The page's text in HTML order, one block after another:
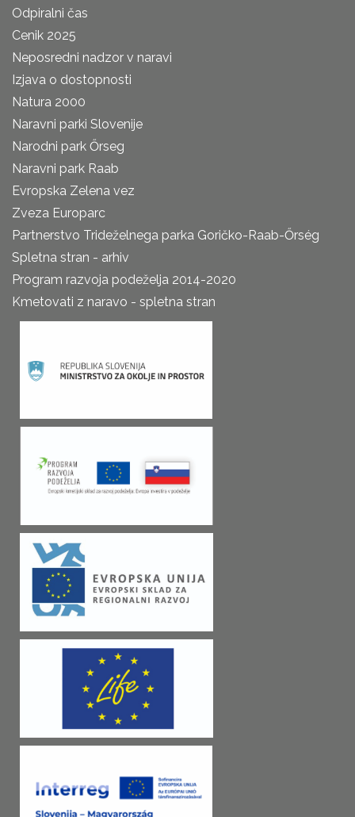
Odpiralni čas
Cenik 2025
Neposredni nadzor v naravi
Izjava o dostopnosti
Natura 2000
Naravni parki Slovenije
Narodni park Őrseg
Naravni park Raab
Evropska Zelena vez
Zveza Europarc
Partnerstvo Trideželnega parka Goričko-Raab-Őrség
Spletna stran - arhiv
Program razvoja podeželja 2014-2020
Kmetovati z naravo - spletna stran